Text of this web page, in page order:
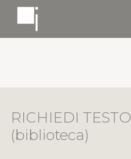
RICHIEDI TESTO
(biblioteca)